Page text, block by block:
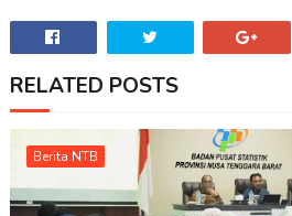
RELATED POSTS
Berita NTB